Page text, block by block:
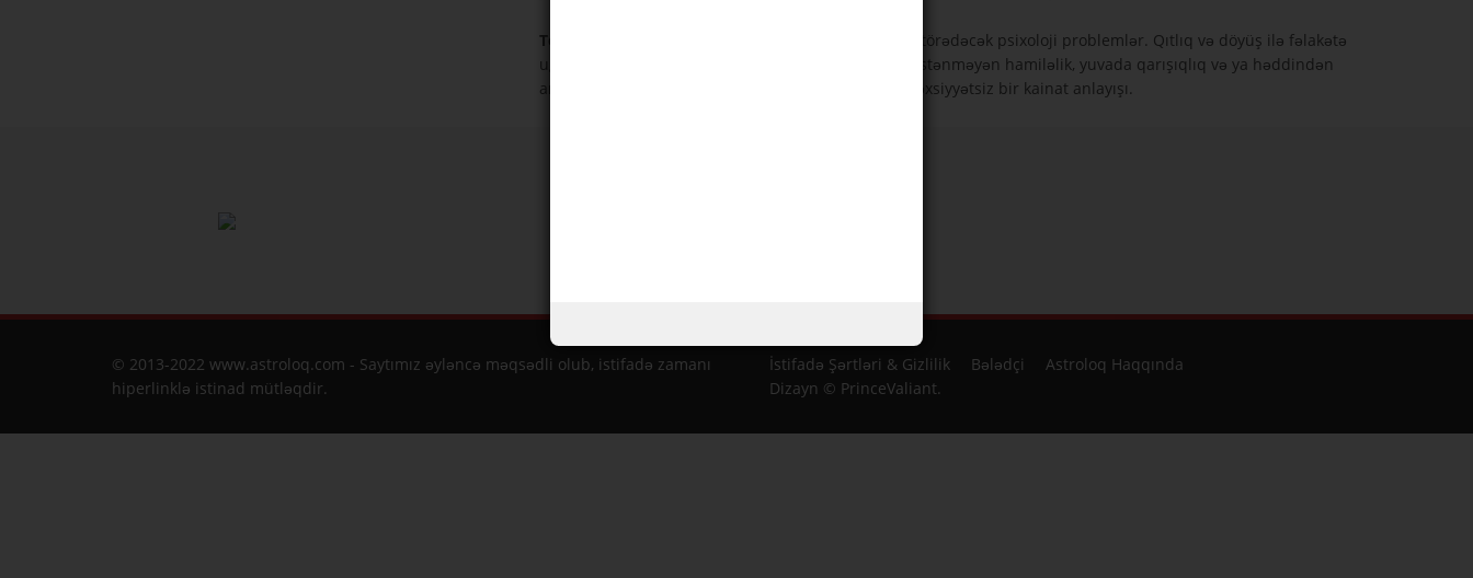
Ters -
Kasıblıq, maddi imkanların itkisi, balanssızlıq törədəcək psixoloji problemlər. Qıtlıq və döyüş ilə fəlakətə
uğrama ehtimalı. Eşqdən soyuma, sonsuzluq və ya istənməyən hamiləlik, yuvada qarışıqlıq və ya həddindən
artıq qoruma, yuvanı yıxacaq kasıblıq. Lənət və ya şəxsiyyətsiz bir kainat anlayışı.
© 2013-2022 www.astroloq.com - Saytımız əyləncə məqsədli olub, istifadə zamanı
hiperlinklə istinad mütləqdir.
İstifadə Şərtləri & Gizlilik Bələdçi
Astroloq Haqqında
Dizayn © PrinceValiant.